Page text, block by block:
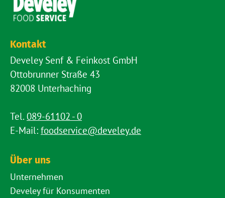
Kontakt
Develey Senf & Feinkost GmbH
Ottobrunner Straße 43
82008 Unterhaching
Tel. 089-61102 - 0
E-Mail: foodservice@develey.de
Über uns
Unternehmen
Develey für Konsumenten